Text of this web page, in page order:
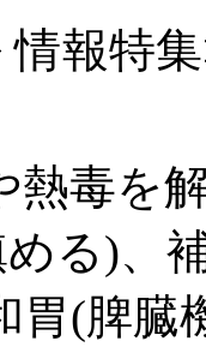
情報特
熱毒を
る)、
胃(脾臓